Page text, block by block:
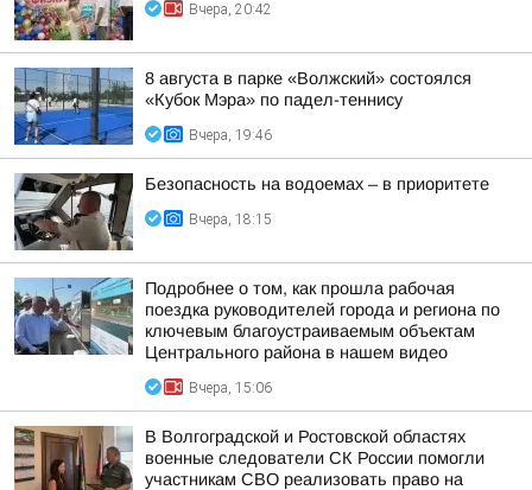
Вчера, 20:42
8 августа в парке «Волжский» состоялся
«Кубок Мэра» по падел-теннису
Вчера, 19:46
Безопасность на водоемах – в приоритете
Вчера, 18:15
Подробнее о том, как прошла рабочая
поездка руководителей города и региона по
ключевым благоустраиваемым объектам
Центрального района в нашем видео
Вчера, 15:06
В Волгоградской и Ростовской областях
военные следователи СК России помогли
участникам СВО реализовать право на